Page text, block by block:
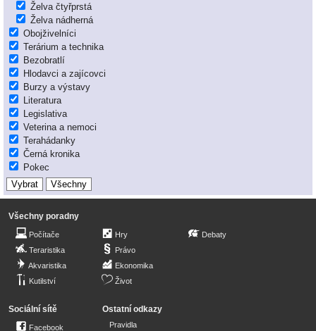
Želva čtyřprstá
Želva nádherná
Obojživelníci
Terárium a technika
Bezobratlí
Hlodavci a zajícovci
Burzy a výstavy
Literatura
Legislativa
Veterina a nemoci
Terahádanky
Černá kronika
Pokec
Všechny poradny
Počítače
Teraristika
Akvaristika
Kutilství
Hry
Právo
Ekonomika
Život
Debaty
Sociální sítě
Facebook
Ostatní odkazy
Pravidla